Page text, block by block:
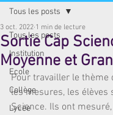
Tous les posts
Institution
Ecole
Collège
Lycée
Tous les posts
Sortie Cap
Moyenne et
3 oct. 2022 1 min de lecture
Pour travailler le thème
les mesures, les élèves
Science. Ils ont